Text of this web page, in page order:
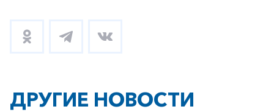
Заказать обратный звонок
Частным клиентам
ДРУГИЕ НОВОСТИ